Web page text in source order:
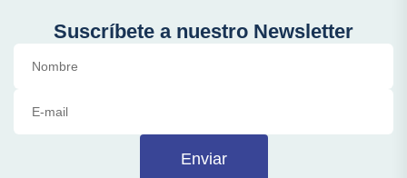
Suscríbete a nuestro Newsletter
Enviar